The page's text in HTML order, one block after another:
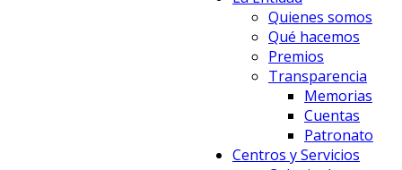
Quienes somos
Qué hacemos
Premios
Transparencia
Memorias
Cuentas
Patronato
Centros y Servicios